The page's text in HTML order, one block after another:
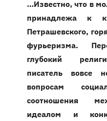
…Известно, что в
принадлежа к
Петрашевского,
фурьеризма.
глубокий
писатель вовсе
вопросам
соотношения
идеалом и